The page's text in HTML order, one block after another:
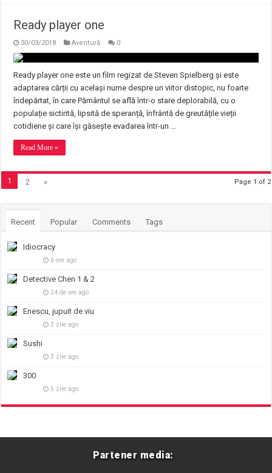
Ready player one
30/03/2018 Aventură 0
Ready player one este un film regizat de Steven Spielberg și este
adaptarea cărții cu același nume despre un viitor distopic, nu foarte
îndepărtat, în care Pământul se află într-o stare deplorabilă, cu o
populație sictirită, lipsită de speranță, înfrântă de greutățile vieții
cotidiene și care își găsește evadarea într-un …
Read More »
Page 1 of 2
1 2 »
Recent Popular Comments Tags
Idiocracy
6 ore ago
Detective Chen 1 & 2
24 de ore ago
Enescu, jupuit de viu
2 zile ago
Sushi
3 zile ago
300
5 zile ago
Partener media: